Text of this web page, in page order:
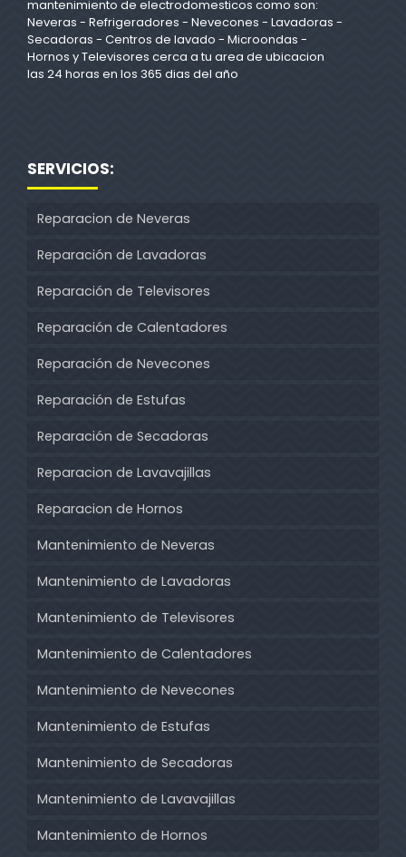
mantenimiento de electrodomesticos como son:
Neveras - Refrigeradores - Nevecones - Lavadoras -
Secadoras - Centros de lavado - Microondas -
Hornos y Televisores cerca a tu area de ubicacion
las 24 horas en los 365 dias del año
SERVICIOS:
Reparacion de Neveras
Reparación de Lavadoras
Reparación de Televisores
Reparación de Calentadores
Reparación de Nevecones
Reparación de Estufas
Reparación de Secadoras
Reparacion de Lavavajillas
Reparacion de Hornos
Mantenimiento de Neveras
Mantenimiento de Lavadoras
Mantenimiento de Televisores
Mantenimiento de Calentadores
Mantenimiento de Nevecones
Mantenimiento de Estufas
Mantenimiento de Secadoras
Mantenimiento de Lavavajillas
Mantenimiento de Hornos